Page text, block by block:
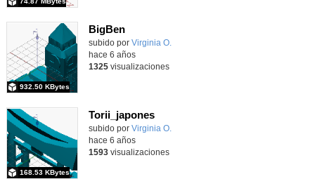
BigBen
subido por Virginia O.
932.50 KBytes
hace 6 años
1325visualizaciones
Torii_japones
subido por Virginia O.
168.53 KBytes
hace 6 años
1593visualizaciones